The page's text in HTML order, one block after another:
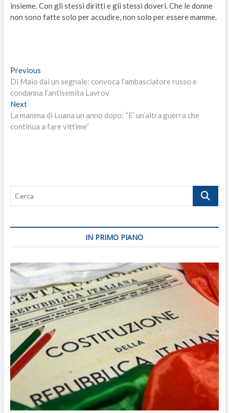
insieme. Con gli stessi diritti e gli stessi doveri. Che le donne
non sono fatte solo per accudire, non solo per essere mamme.
Navigazione
articoli
PreviousPrevious
post:
Di Maio dai un segnale: convoca l’ambasciatore russo e
condanna l’antisemita Lavrov
NextNext
post:
La mamma di Luana un anno dopo: “E’ un’altra guerra che
continua a fare vittime”
Cerca
IN PRIMO PIANO